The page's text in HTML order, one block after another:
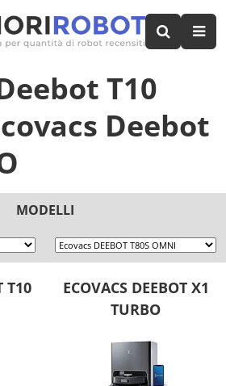
T10
Deebot
MODELLI
T10
ECOVACS DEEBOT X1
TURBO